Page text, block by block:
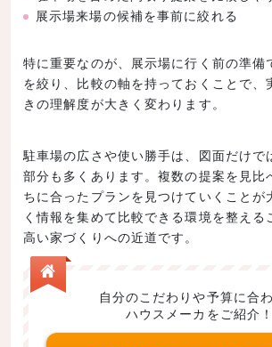
展示場来場の候補を事前に絞れる
特に重要なのが、展示場に行く前の準備
を絞り、比較の軸を持っておくことで、
きの理解度が大きく変わります。
駐車場の広さや使い勝手は、図面だけで
部分も多くあります。複数の提案を見比
ちに合ったプランを見つけていくことが
く情報を集めて比較できる環境を整える
高い家づくりへの近道です。
自分のこだわりや予算に合
ハウスメーカをご紹介！